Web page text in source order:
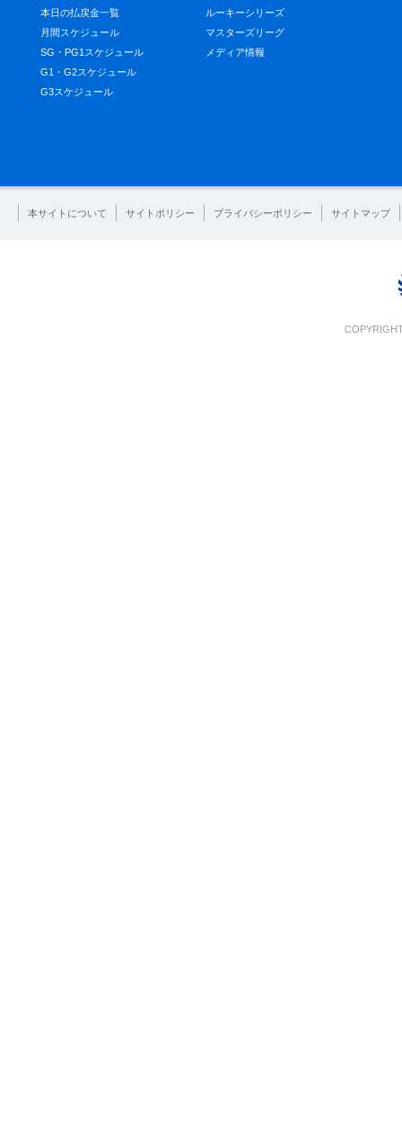
本日の払戻金一覧
月間スケジュール
SG・PG1スケジュール
G1・G2スケジュール
G3スケジュール
ルーキーシリーズ
マスターズリーグ
メディア情報
本サイトについて サイトポリシー プライバシーポリシー サイトマップ